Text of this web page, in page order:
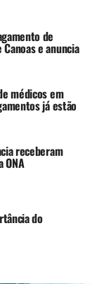
de
e anuncia
médicos em
já estão
receberam
ONA
do